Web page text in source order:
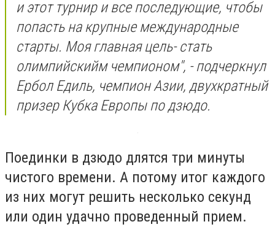
и этот турнир и все последующие, чтобы
попасть на крупные международные
старты. Моя главная цель- стать
олимпийскийм чемпионом", - подчеркнул
Ербол Едиль, чемпион Азии, двухкратный
призер Кубка Европы по дзюдо.
Поединки в дзюдо длятся три минуты
чистого времени. А потому итог каждого
из них могут решить несколько секунд
или один удачно проведенный прием.